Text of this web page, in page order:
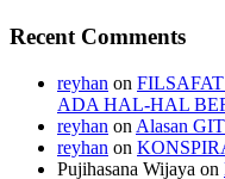
Recent Comments
reyhan on
ADA HAL-HAL
reyhan on Alasan
reyhan on
Pujihasana Wijaya on